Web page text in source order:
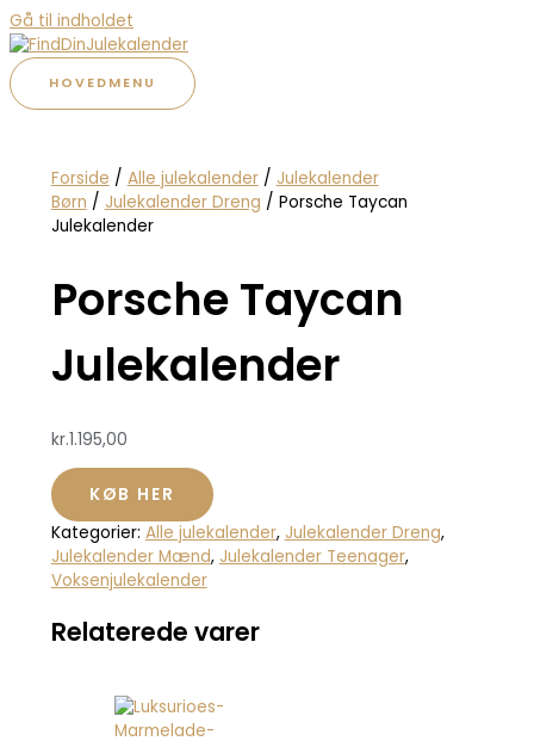
Gå til indholdet
HOVEDMENU
Forside / Alle julekalender/ Julekalender
Børn / Julekalender Dreng / Porsche Taycan
Julekalender
Porsche Taycan
Julekalender
kr.1.195,00
KØB HER
Kategorier: Alle julekalender, Julekalender Dreng,
Julekalender Mænd, Julekalender Teenager,
Voksenjulekalender
Relaterede varer